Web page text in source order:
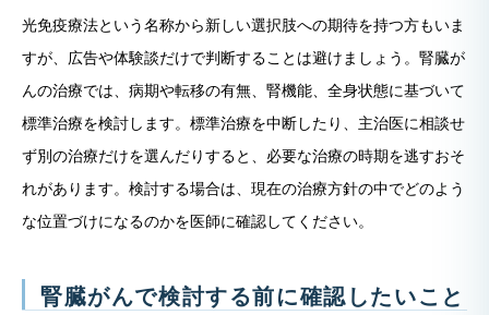
光免疫療法という名称から新しい選択肢への期待を持つ方もいま
すが、広告や体験談だけで判断することは避けましょう。腎臓が
んの治療では、病期や転移の有無、腎機能、全身状態に基づいて
標準治療を検討します。標準治療を中断したり、主治医に相談せ
ず別の治療だけを選んだりすると、必要な治療の時期を逃すおそ
れがあります。検討する場合は、現在の治療方針の中でどのよう
な位置づけになるのかを医師に確認してください。
腎臓がんで検討する前に確認したいこと